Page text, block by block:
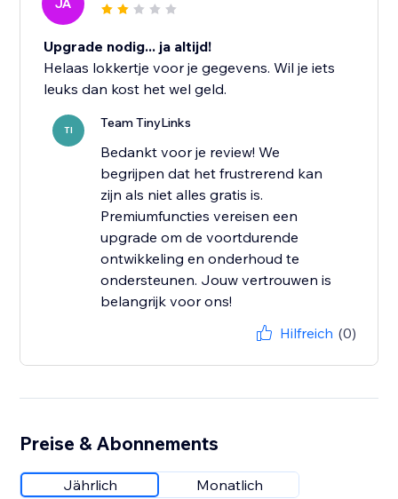
JA
Upgrade nodig... ja altijd!
Helaas lokkertje voor je gegevens. Wil je iets
leuks dan kost het wel geld.
TI Team TinyLinks
Bedankt voor je review! We
begrijpen dat het frustrerend kan
zijn als niet alles gratis is.
Premiumfuncties vereisen een
upgrade om de voortdurende
ontwikkeling en onderhoud te
ondersteunen. Jouw vertrouwen is
belangrijk voor ons!
Hilfreich (0)
Preise & Abonnements
Jährlich Monatlich